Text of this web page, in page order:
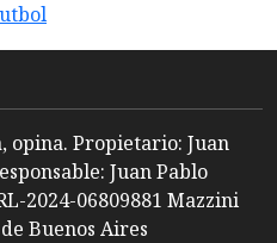
opina. Propietario: Juan
Juan Pablo
2024-06809881 Mazzini
Buenos Aires